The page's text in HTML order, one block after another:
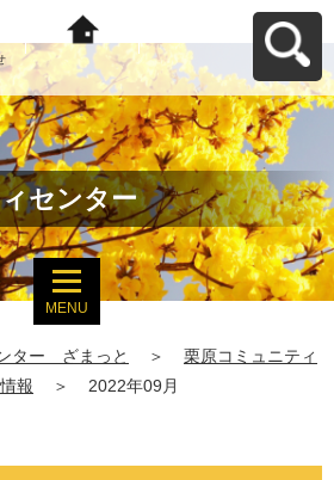
座間市民活動サポー
トセンター ざまっ
とへ戻る
センター
MENU
ター ざまっと ＞
栗原コミュニティ
報 ＞ 2022年09月